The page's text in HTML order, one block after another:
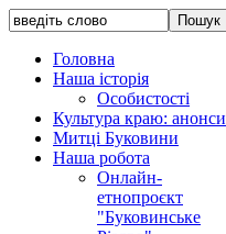
Головна
Наша історія
Особистості
Культура краю: анонси
Митці Буковини
Наша робота
Онлайн-
етнопроєкт
"Буковинське